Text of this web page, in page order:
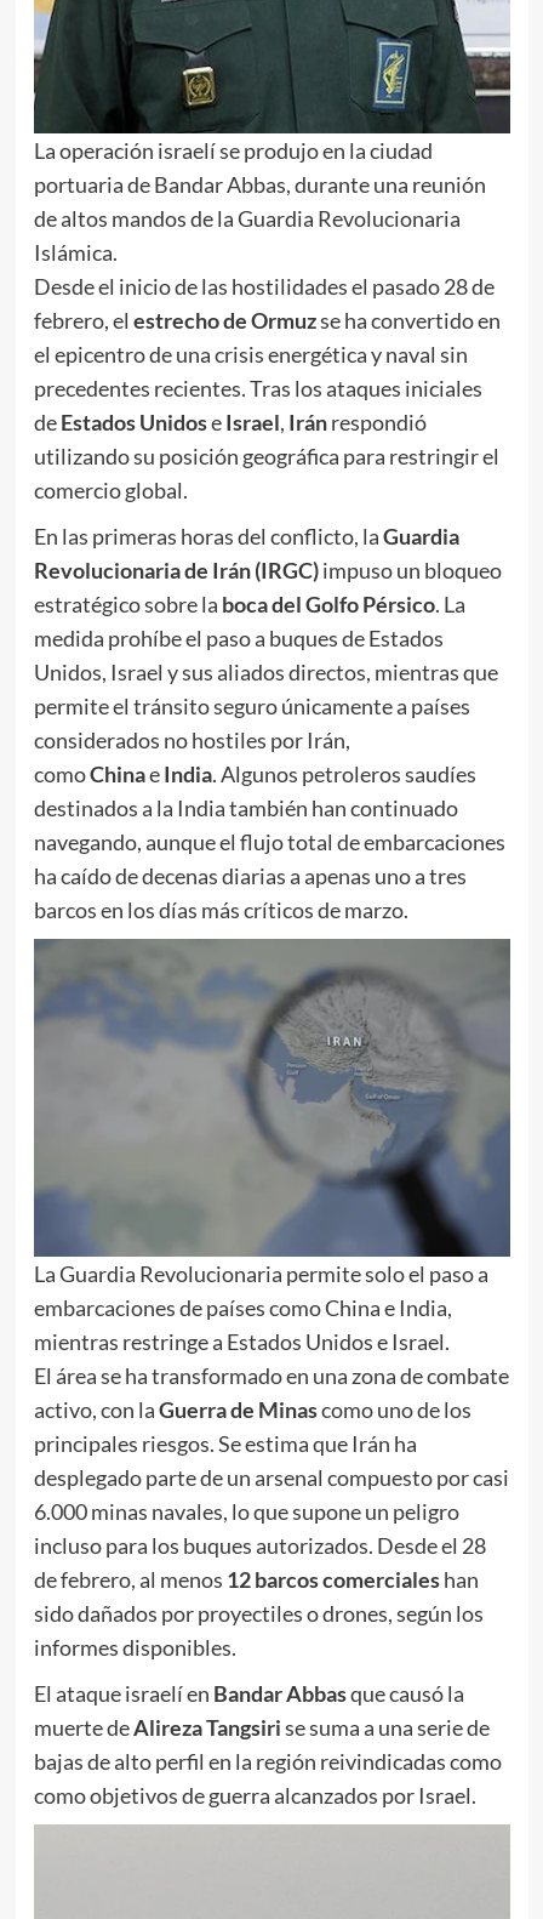
La operación israelí se produjo en la ciudad
portuaria de Bandar Abbas, durante una reunión
de altos mandos de la Guardia Revolucionaria
Islámica.
Desde el inicio de las hostilidades el pasado 28 de
febrero, el estrecho de Ormuzse ha convertido en
el epicentro de una crisis energética y naval sin
precedentes recientes. Tras los ataques iniciales
deEstados UnidoseIsrael, Iránrespondió
utilizando su posición geográfica para restringir el
comercio global.
En las primeras horas del conflicto, laGuardia
Revolucionaria de Irán (IRGC)impuso un bloqueo
estratégico sobre la boca del Golfo Pérsico. La
medida prohíbe el paso a buques de Estados
Unidos, Israel y sus aliados directos, mientras que
permite el tránsito seguro únicamente a países
considerados no hostiles por Irán,
comoChinaeIndia. Algunos petroleros saudíes
destinados a la India también han continuado
navegando, aunque el flujo total de embarcaciones
ha caído de decenas diarias a apenas uno a tres
barcos en los días más críticos de marzo.
La Guardia Revolucionaria permite solo el paso a
embarcaciones de países como China e India,
mientras restringe a Estados Unidos e Israel.
El área se ha transformado en una zona de combate
activo, con laGuerra de Minascomo uno de los
principales riesgos. Se estima que Irán ha
desplegado parte de un arsenal compuesto por casi
6.000 minas navales, lo que supone un peligro
incluso para los buques autorizados. Desde el 28
de febrero, al menos 12 barcos comercialeshan
sido dañados por proyectiles o drones, según los
informes disponibles.
El ataque israelí en Bandar Abbasque causó la
muerte deAlireza Tangsirise suma a una serie de
bajas de alto perfil en la región reivindicadas como
como objetivos de guerra alcanzados por Israel.